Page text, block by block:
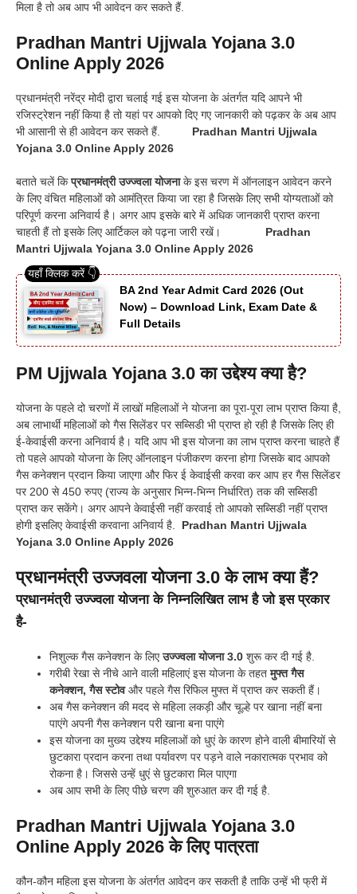
मिला है तो अब आप भी आवेदन कर सकते हैं.
Pradhan Mantri Ujjwala Yojana 3.0
Online Apply 2026
प्रधानमंत्री नरेंद्र मोदी द्वारा चलाई गई इस योजना के अंतर्गत यदि आपने भी
रजिस्ट्रेशन नहीं किया है तो यहां पर आपको दिए गए जानकारी को पढ़कर के अब आप
भी आसानी से ही आवेदन कर सकते हैं. Pradhan Mantri Ujjwala
Yojana 3.0 Online Apply 2026
बताते चलें किप्रधानमंत्री उज्ज्वला योजनाके इस चरण में ऑनलाइन आवेदन करने
के लिए वंचित महिलाओं को आमंत्रित किया जा रहा है जिसके लिए सभी योग्यताओं को
परिपूर्ण करना अनिवार्य है। अगर आप इसके बारे में अधिक जानकारी प्राप्त करना
चाहती हैं तो इसके लिए आर्टिकल को पढ़ना जारी रखें। Pradhan
Mantri Ujjwala Yojana 3.0 Online Apply 2026
BA 2nd Year Admit Card 2026 (Out
Now) – Download Link, Exam Date &
Full Details
PM Ujjwala Yojana 3.0 का उद्देश्य क्या है?
योजना के पहले दो चरणों में लाखों महिलाओं ने योजना का पूरा-पूरा लाभ प्राप्त किया है,
अब लाभार्थी महिलाओं को गैस सिलेंडर पर सब्सिडी भी प्राप्त हो रही है जिसके लिए ही
ई-केवाईसी करना अनिवार्य है। यदि आप भी इस योजना का लाभ प्राप्त करना चाहते हैं
तो पहले आपको योजना के लिए ऑनलाइन पंजीकरण करना होगा जिसके बाद आपको
गैस कनेक्शन प्रदान किया जाएगा और फिर ई केवाईसी करवा कर आप हर गैस सिलेंडर
पर 200 से 450 रुपए (राज्य के अनुसार भिन्न-भिन्न निर्धारित) तक की सब्सिडी
प्राप्त कर सकेंगे। अगर आपने केवाईसी नहीं करवाई तो आपको सब्सिडी नहीं प्राप्त
होगी इसलिए केवाईसी करवाना अनिवार्य है. Pradhan Mantri Ujjwala
Yojana 3.0 Online Apply 2026
प्रधानमंत्री उज्जवला योजना 3.0 के लाभ क्या हैं?
प्रधानमंत्री उज्ज्वला योजना के निम्नलिखित लाभ है जो इस प्रकार
है-
निशुल्क गैस कनेक्शन के लिएउज्ज्वला योजना 3.0 शुरू कर दी गई है.
गरीबी रेखा से नीचे आने वाली महिलाएं इस योजना के तहतमुफ्त गैस
कनेक्शन, गैस स्टोवऔर पहले गैस रिफिल मुफ्त में प्राप्त कर सकती हैं।
अब गैस कनेक्शन की मदद से महिला लकड़ी और चूल्हे पर खाना नहीं बना
पाएंगे अपनी गैस कनेक्शन परी खाना बना पाएंगे
इस योजना का मुख्य उद्देश्य महिलाओं को धुएं के कारण होने वाली बीमारियों से
छुटकारा प्रदान करना तथा पर्यावरण पर पड़ने वाले नकारात्मक प्रभाव को
रोकना है। जिससे उन्हें धुएं से छुटकारा मिल पाएगा
अब आप सभी के लिए पीछे चरण की शुरुआत कर दी गई है.
Pradhan Mantri Ujjwala Yojana 3.0
Online Apply 2026 के लिए पात्रता
कौन-कौन महिला इस योजना के अंतर्गत आवेदन कर सकती है ताकि उन्हें भी फ्री में